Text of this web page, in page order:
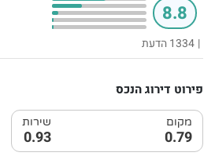
8.8
| 1334 הדעת
פירוט דירוג הנכס
מקום
0.79
שירות
0.93